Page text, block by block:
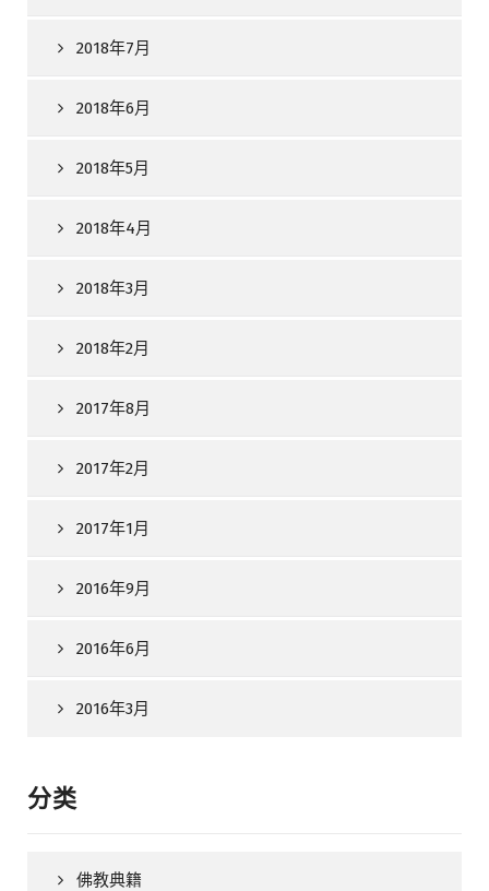
2018年7月
2018年6月
2018年5月
2018年4月
2018年3月
2018年2月
2017年8月
2017年2月
2017年1月
2016年9月
2016年6月
2016年3月
分类
佛教典籍